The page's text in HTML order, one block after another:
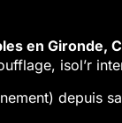
en
isol’r
depuis